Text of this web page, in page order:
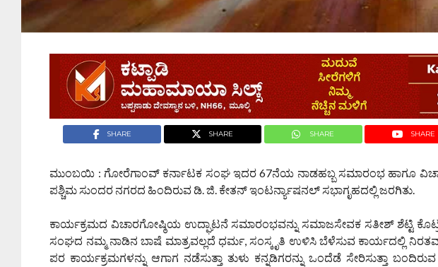
SHARE SHARE SHARE SHARE
ಮುಂಬಯಿ : ಗೋರೆಗಾಂವ್ ಕರ್ನಾಟಕ ಸಂಘ ಇದರ 67ನೆಯ ನಾಡಹಬ್ಬ ಸಮಾರಂಭ ಹಾಗೂ
ಪಶ್ಚಿಮ ಸುಂದರ ನಗರದ ಹಿಂದಿರುವ ಡಿ. ಜಿ. ಕೇತನ್ ಇಂಟರ್ನ್ಯಾಷನಲ್ ಸಭಾಗೃಹದಲ್ಲಿ ಜರಗಿತು.
ಕಾರ್ಯಕ್ರಮದ ವಿಚಾರಗೋಷ್ಠಿಯ ಉದ್ಘಾಟನೆ ಸಮಾರಂಭವನ್ನು ಸಮಾಜಸೇವಕ ಸತೀಶ್ ಶೆಟ್ಟಿ
ಸಂಘದ ನಮ್ಮ ನಾಡಿನ ಬಾಷೆ ಮಾತ್ರವಲ್ಲದೆ ಧರ್ಮ, ಸಂಸ್ಕೃತಿ ಉಳಿಸಿ ಬೆಳೆಸುವ ಕಾರ್ಯದಲ್ಲಿ
ಪರ ಕಾರ್ಯಕ್ರಮಗಳನ್ನು ಆಗಾಗ ನಡೆಸುತ್ತಾ ತುಳು ಕನ್ನಡಿಗರನ್ನು ಒಂದೆಡೆ ಸೇರಿಸುತ್ತಾ